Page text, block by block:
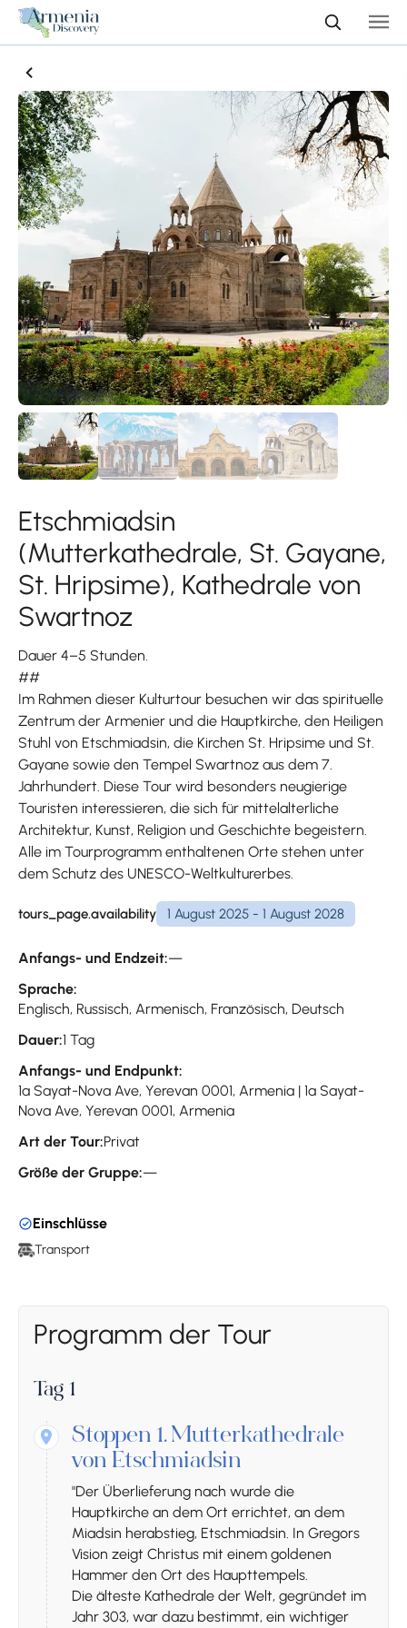
Etschmiadsin
(Mutterkathedrale, St. Gayane,
St. Hripsime), Kathedrale von
Swartnoz
Dauer 4–5 Stunden.
##
Im Rahmen dieser Kulturtour besuchen wir das spirituelle
Zentrum der Armenier und die Hauptkirche, den Heiligen
Stuhl von Etschmiadsin, die Kirchen St. Hripsime und St.
Gayane sowie den Tempel Swartnoz aus dem 7.
Jahrhundert. Diese Tour wird besonders neugierige
Touristen interessieren, die sich für mittelalterliche
Architektur, Kunst, Religion und Geschichte begeistern.
Alle im Tourprogramm enthaltenen Orte stehen unter
dem Schutz des UNESCO-Weltkulturerbes.
tours_page.availability 1 August 2025 - 1 August 2028
Anfangs- und Endzeit:—
Sprache:
Englisch, Russisch, Armenisch, Französisch, Deutsch
Dauer:1 Tag
Anfangs- und Endpunkt:
1a Sayat-Nova Ave, Yerevan 0001, Armenia | 1a Sayat-
Nova Ave, Yerevan 0001, Armenia
Art der Tour:Privat
Größe der Gruppe:—
Einschlüsse
Transport
Programm der Tour
Tag 1
Stoppen 1. Mutterkathedrale
von Etschmiadsin
"Der Überlieferung nach wurde die
Hauptkirche an dem Ort errichtet, an dem
Miadsin herabstieg, Etschmiadsin. In Gregors
Vision zeigt Christus mit einem goldenen
Hammer den Ort des Haupttempels.
Die älteste Kathedrale der Welt, gegründet im
Jahr 303, war dazu bestimmt, ein wichtiger